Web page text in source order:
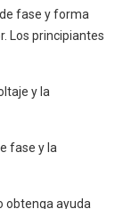
fase y forma
Los principiantes
y la
fase y la
obtenga ayuda